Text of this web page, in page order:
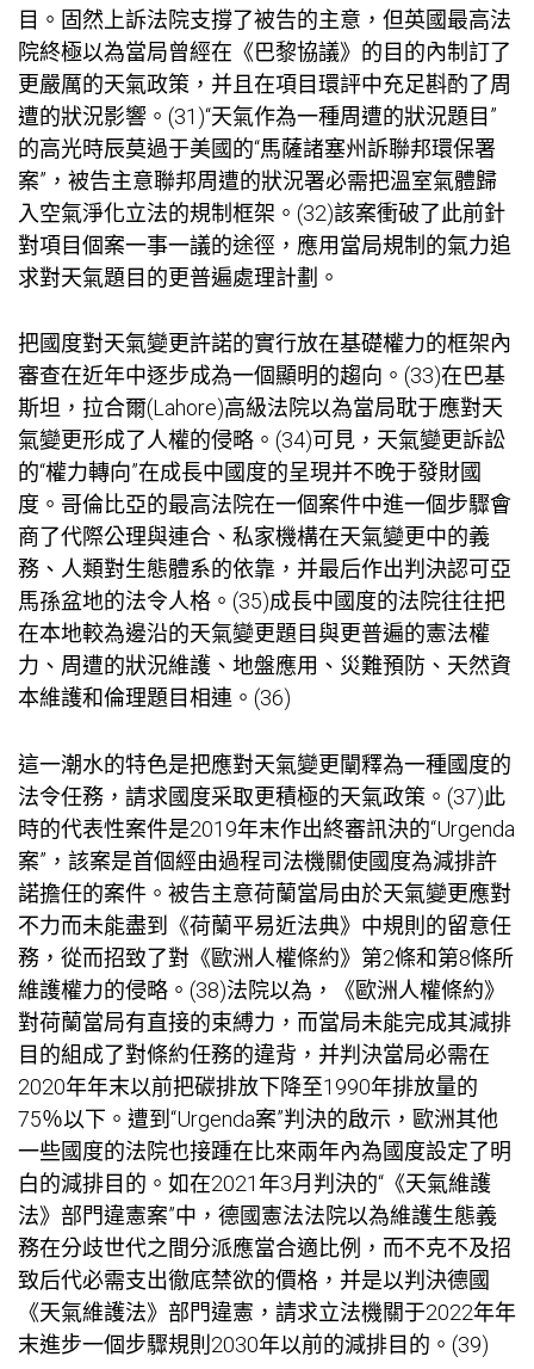
目。固然上訴法院支撐了被告的主意，但英國最高法
院終極以為當局曾經在《巴黎協議》的目的內制訂了
更嚴厲的天氣政策，并且在項目環評中充足斟酌了周
遭的狀況影響。(31)“天氣作為一種周遭的狀況題目”
的高光時辰莫過于美國的“馬薩諸塞州訴聯邦環保署
案”，被告主意聯邦周遭的狀況署必需把溫室氣體歸
入空氣淨化立法的規制框架。(32)該案衝破了此前針
對項目個案一事一議的途徑，應用當局規制的氣力追
求對天氣題目的更普遍處理計劃。
把國度對天氣變更許諾的實行放在基礎權力的框架內
審查在近年中逐步成為一個顯明的趨向。(33)在巴基
斯坦，拉合爾(Lahore)高級法院以為當局耽于應對天
氣變更形成了人權的侵略。(34)可見，天氣變更訴訟
的“權力轉向”在成長中國度的呈現并不晚于發財國
度。哥倫比亞的最高法院在一個案件中進一個步驟會
商了代際公理與連合、私家機構在天氣變更中的義
務、人類對生態體系的依靠，并最后作出判決認可亞
馬孫盆地的法令人格。(35)成長中國度的法院往往把
在本地較為邊沿的天氣變更題目與更普遍的憲法權
力、周遭的狀況維護、地盤應用、災難預防、天然資
本維護和倫理題目相連。(36)
這一潮水的特色是把應對天氣變更闡釋為一種國度的
法令任務，請求國度采取更積極的天氣政策。(37)此
時的代表性案件是2019年末作出終審訊決的“Urgenda
案”，該案是首個經由過程司法機關使國度為減排許
諾擔任的案件。被告主意荷蘭當局由於天氣變更應對
不力而未能盡到《荷蘭平易近法典》中規則的留意任
務，從而招致了對《歐洲人權條約》第2條和第8條所
維護權力的侵略。(38)法院以為，《歐洲人權條約》
對荷蘭當局有直接的束縛力，而當局未能完成其減排
目的組成了對條約任務的違背，并判決當局必需在
2020年年末以前把碳排放下降至1990年排放量的
75％以下。遭到“Urgenda案”判決的啟示，歐洲其他
一些國度的法院也接踵在比來兩年內為國度設定了明
白的減排目的。如在2021年3月判決的“《天氣維護
法》部門違憲案”中，德國憲法法院以為維護生態義
務在分歧世代之間分派應當合適比例，而不克不及招
致后代必需支出徹底禁欲的價格，并是以判決德國
《天氣維護法》部門違憲，請求立法機關于2022年年
末進步一個步驟規則2030年以前的減排目的。(39)